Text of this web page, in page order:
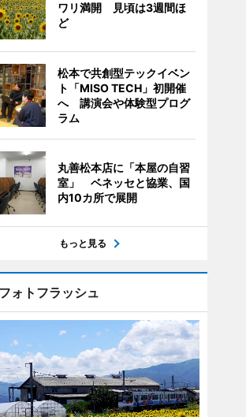
ワリ満開 見頃は3週間ほ
ど
松本で共創型テックイベン
ト「MISO TECH」初開催
へ 講演会や体験型プログ
ラム
丸善松本店に「本屋の自習
室」 ベネッセと協業、国
内10カ所で展開
もっと見る
フォトフラッシュ